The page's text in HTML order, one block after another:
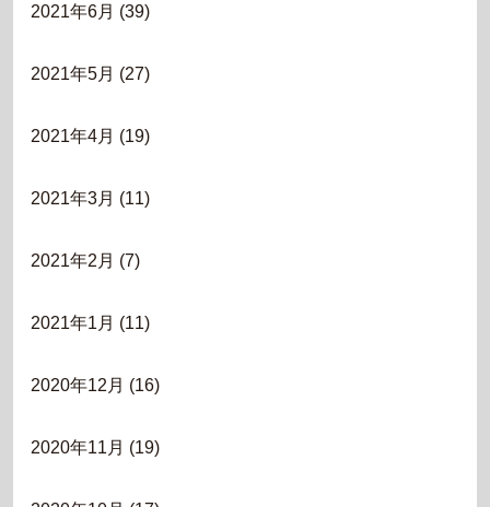
2021年6月 (39)
2021年5月 (27)
2021年4月 (19)
2021年3月 (11)
2021年2月 (7)
2021年1月 (11)
2020年12月 (16)
2020年11月 (19)